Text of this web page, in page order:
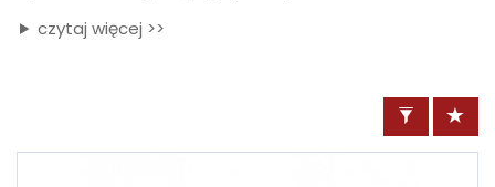
czytaj więcej >>